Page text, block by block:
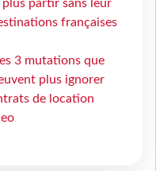
plus partir sans leur
françaises
3 mutations que
plus ignorer
de location